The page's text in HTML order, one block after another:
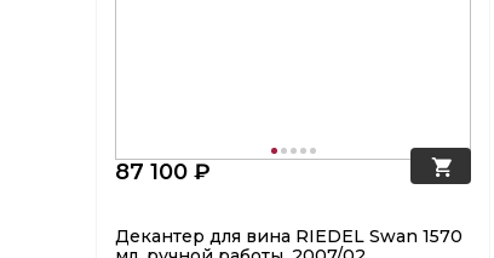
87 100 ₽
Декантер для вина RIEDEL Swan 1570